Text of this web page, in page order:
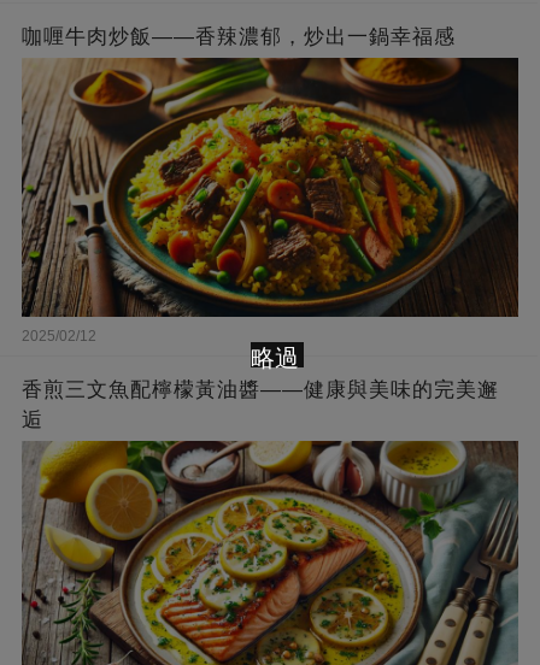
咖喱牛肉炒飯——香辣濃郁，炒出一鍋幸福感
2025/02/12
香煎三文魚配檸檬黃油醬——健康與美味的完美邂
逅
略過